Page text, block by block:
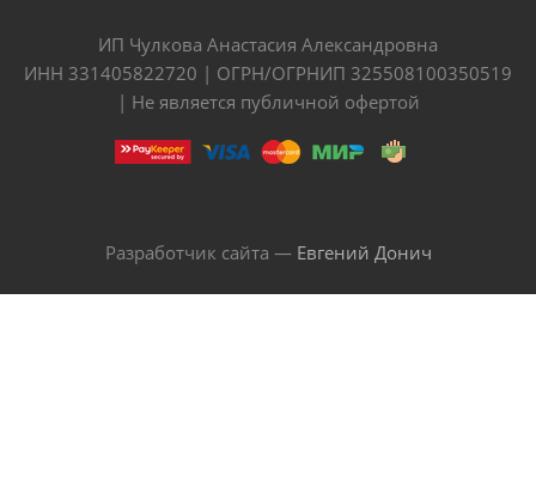
ИП Чулкова Анастасия Александровна
ИНН 331405822720 | ОГРН/ОГРНИП 325508100350519
| Не является публичной офертой
Разработчик сайта — Евгений Донич